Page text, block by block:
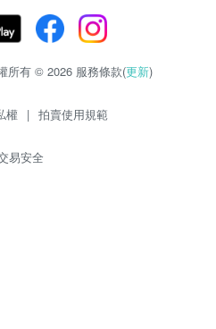
所有 © 2026 服務條款(更新)
權 | 拍賣使用規範
易安全